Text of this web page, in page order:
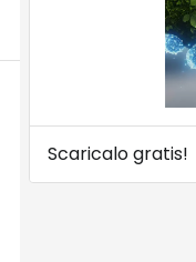
Scaricalo gratis!